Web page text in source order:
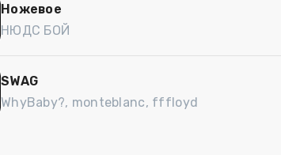
Ножевое
НЮДС БОЙ
SWAG
WhyBaby?, monteblanc, fffloyd